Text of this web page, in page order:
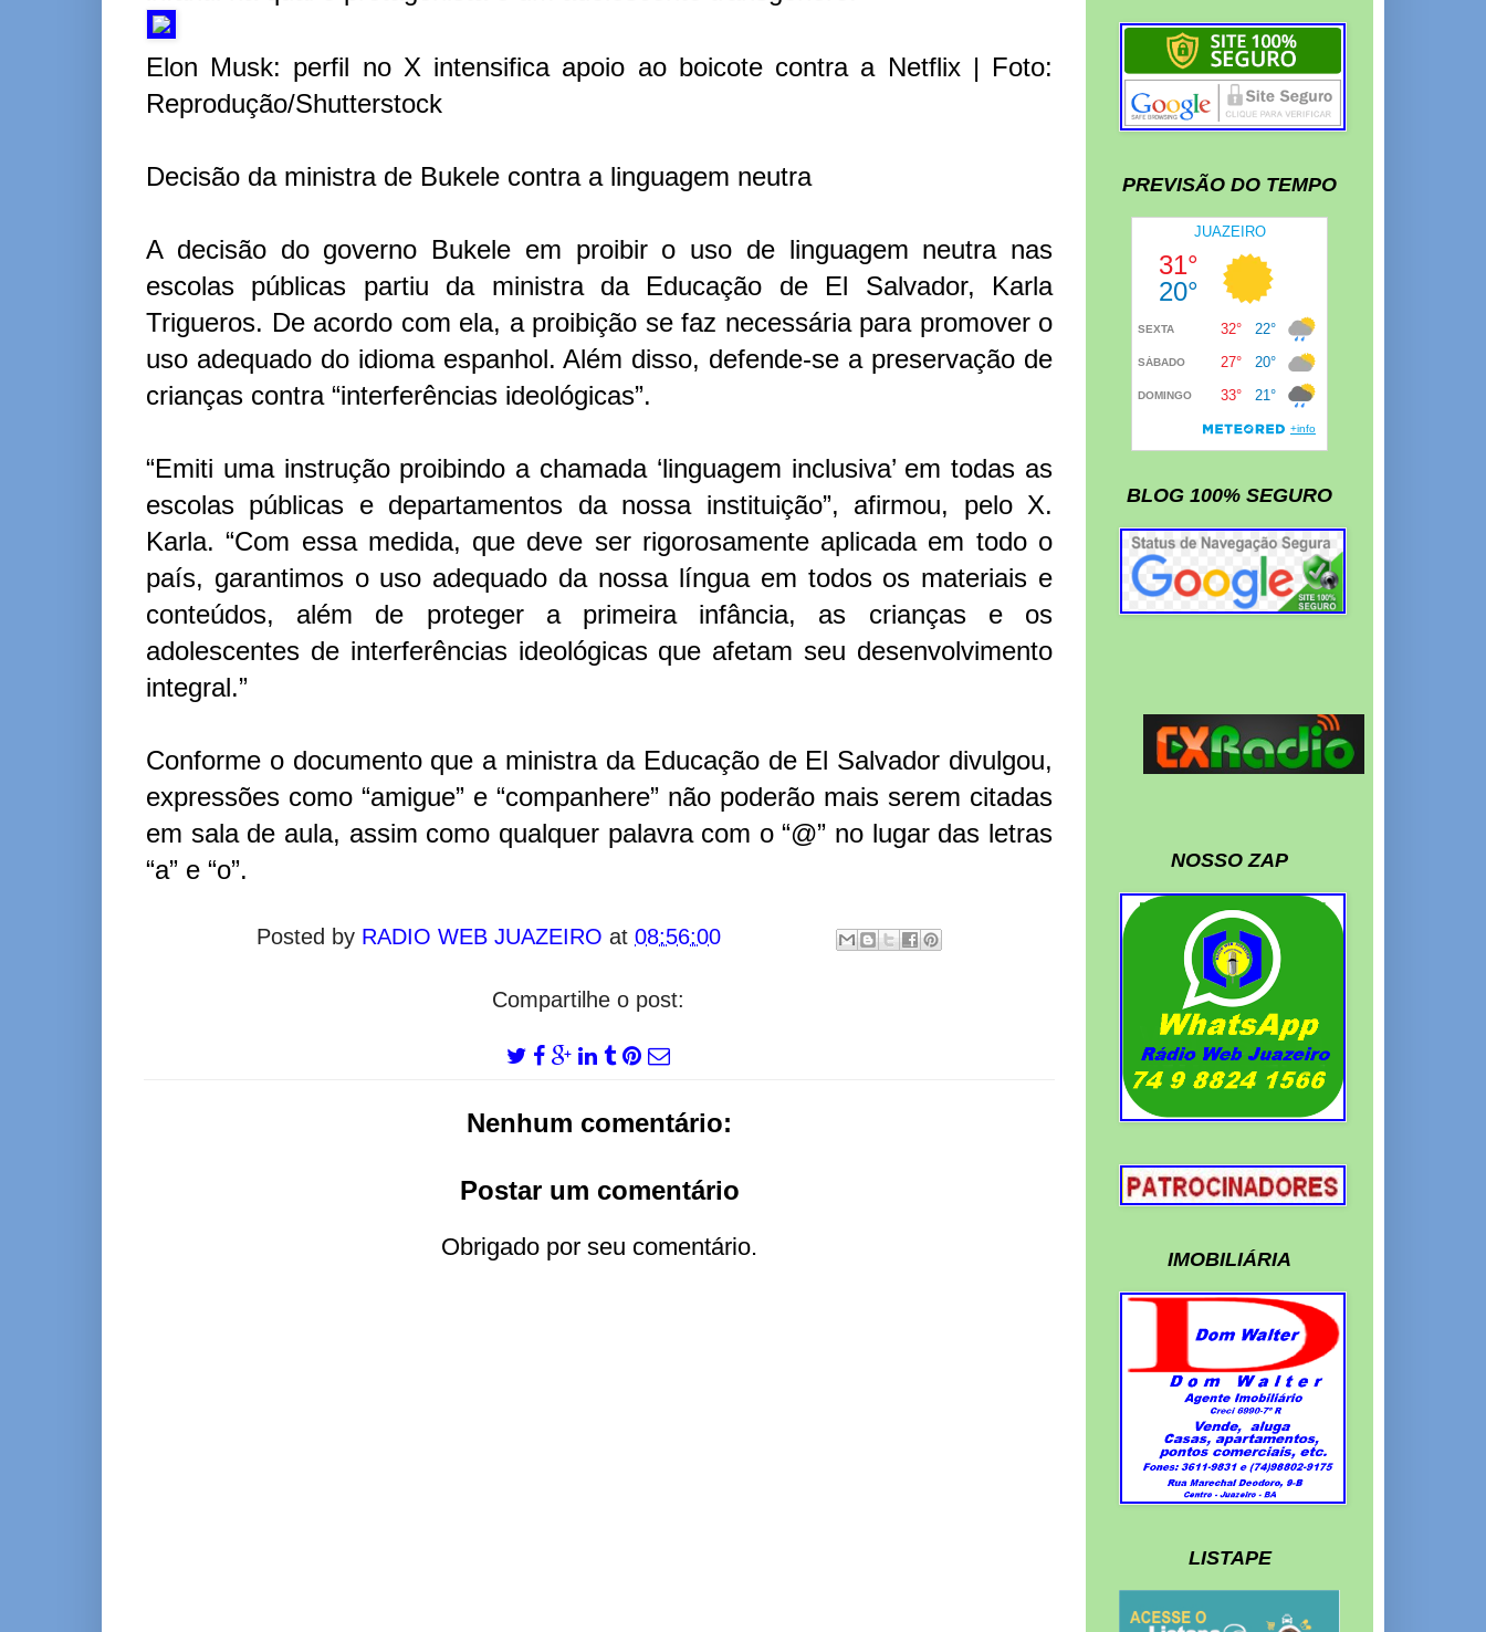
Elon Musk: perfil no X intensifica apoio ao boicote contra a Netflix | Foto:
Reprodução/Shutterstock
Decisão da ministra de Bukele contra a linguagem neutra
A decisão do governo Bukele em proibir o uso de linguagem neutra nas
escolas públicas partiu da ministra da Educação de El Salvador, Karla
Trigueros. De acordo com ela, a proibição se faz necessária para promover o
uso adequado do idioma espanhol. Além disso, defende-se a preservação de
crianças contra “interferências ideológicas”.
“Emiti uma instrução proibindo a chamada ‘linguagem inclusiva’ em todas as
escolas públicas e departamentos da nossa instituição”, afirmou, pelo X.
Karla. “Com essa medida, que deve ser rigorosamente aplicada em todo o
país, garantimos o uso adequado da nossa língua em todos os materiais e
conteúdos, além de proteger a primeira infância, as crianças e os
adolescentes de interferências ideológicas que afetam seu desenvolvimento
integral.”
Conforme o documento que a ministra da Educação de El Salvador divulgou,
expressões como “amigue” e “companhere” não poderão mais serem citadas
em sala de aula, assim como qualquer palavra com o “@” no lugar das letras
“a” e “o”.
Posted by RADIO WEB JUAZEIRO at 08:56:00
Compartilhe o post:
Nenhum comentário:
Postar um comentário
Obrigado por seu comentário.
PREVISÃO DO TEMPO
BLOG 100% SEGURO
NOSSO ZAP
IMOBILIÁRIA
LISTAPE